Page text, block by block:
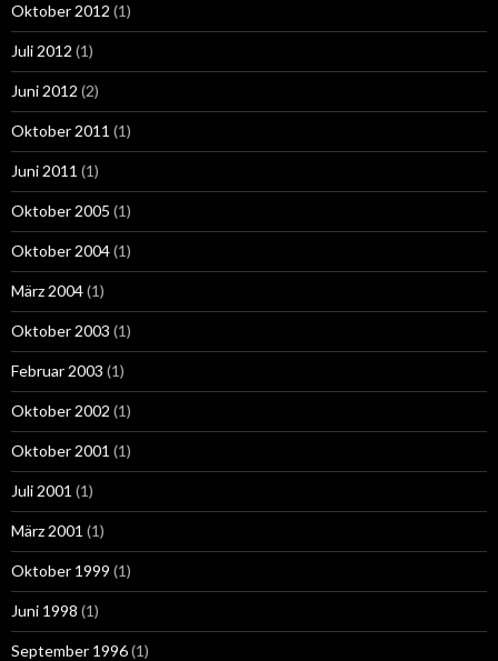
Oktober 2012 (1)
Juli 2012 (1)
Juni 2012 (2)
Oktober 2011 (1)
Juni 2011 (1)
Oktober 2005 (1)
Oktober 2004(1)
März 2004(1)
Oktober 2003 (1)
Februar 2003 (1)
Oktober 2002 (1)
Oktober 2001 (1)
Juli 2001 (1)
März 2001 (1)
Oktober 1999 (1)
Juni 1998 (1)
September 1996(1)